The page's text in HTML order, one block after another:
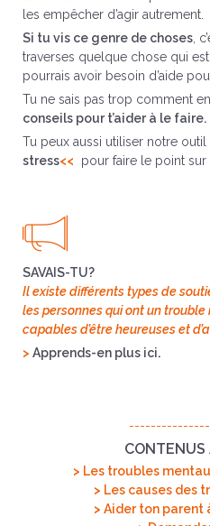
les empêcher d’agir autrement.
Si tu vis ce genre de choses ,
traverses quelque chose qui est
pourrais avoir besoin d’aide
Tu ne sais pas trop comment
conseils pour t’aider à le faire.
Tu peux aussi utiliser notre outil
stress<< pour faire le point sur
SAVAIS-TU?
Il existe différents types de
les personnes qui ont un
capables d’être heureuses et
> Apprends-en plus ici.
CONTENUS
> Les troubles
> Les causes des
> Aider ton parent